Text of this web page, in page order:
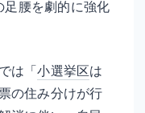
足腰を劇的に強化
は「小選挙区は
の住み分けが行